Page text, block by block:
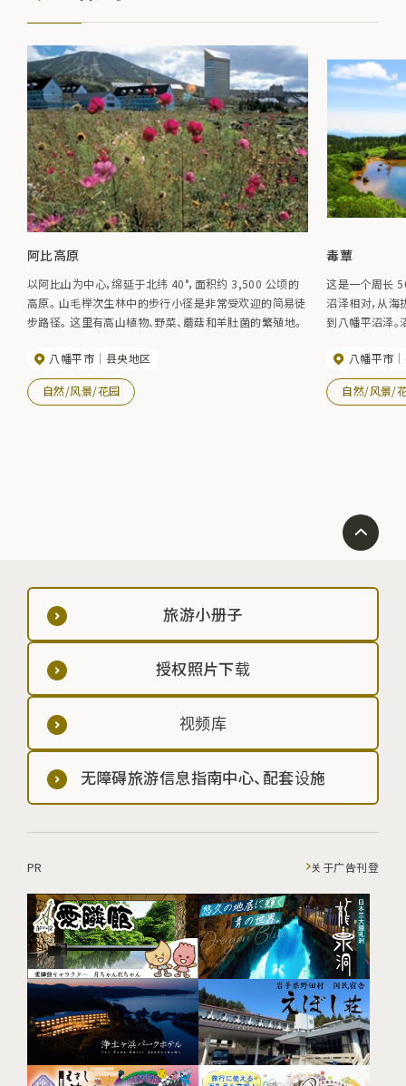
阿比高原
以阿比山为中心，绵延于北纬 40°，面积约 3,500 公顷的
高原。 山毛榉次生林中的步行小径是非常受欢迎的简易徒
步路径。 这里有高山植物、野菜、蘑菇和羊肚菌的繁殖地。
八幡平市 县央地区
自然/风景/花园
毒蕈
这是一个周长
沼泽相对，从
到八幡平沼泽
八幡平市
自然/风景/
旅游小册子
授权照片下载
视频库
无障碍旅游信息指南中心、配套设施
PR 关于广告刊登